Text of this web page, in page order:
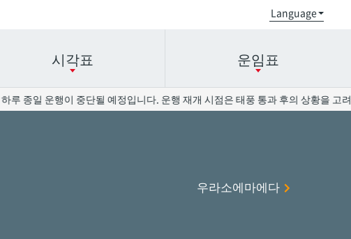
시각표 운임표
일 운행이 중단될 예정입니다. 운행 재개 시점은 태풍 통과 후의 상황을 고려
우라소에마에다